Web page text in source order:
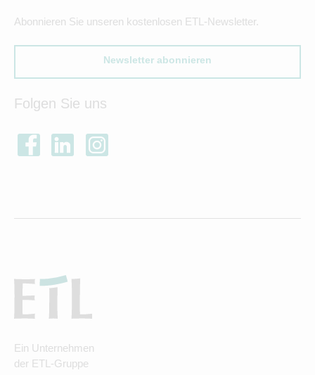
Abonnieren Sie unseren kostenlosen ETL-Newsletter.
Newsletter abonnieren
Folgen Sie uns
Ein Unternehmen
der ETL-Gruppe